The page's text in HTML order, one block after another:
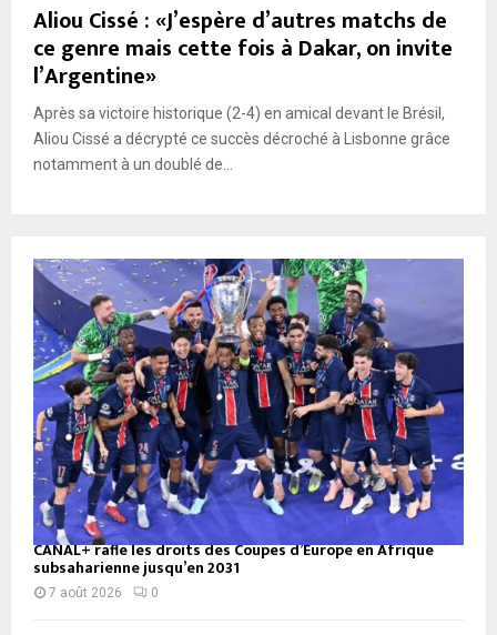
Aliou Cissé : «J’espère d’autres matchs de
ce genre mais cette fois à Dakar, on invite
l’Argentine»
Après sa victoire historique (2-4) en amical devant le Brésil,
Aliou Cissé a décrypté ce succès décroché à Lisbonne grâce
notamment à un doublé de...
CANAL+ rafle les droits des Coupes d’Europe en Afrique
subsaharienne jusqu’en 2031
7 août 2026 0